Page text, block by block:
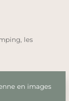
les
en images